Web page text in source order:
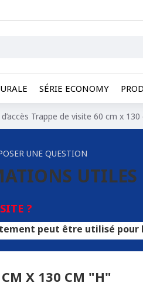
SÉRIE ECONOMY
Trappe de visite 60 cm x
UNE QUESTION
UTILES
?
être utilisé pour les
CM X 130 CM "H"